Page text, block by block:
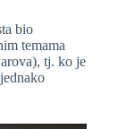
bio
temama
tj. ko je